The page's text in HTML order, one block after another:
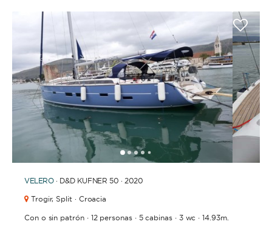
12345
VELERO · D&D KUFNER 50 · 2020
Trogir, Split · Croacia
Con o sin patrón· 12 personas· 5 cabinas· 3 wc ·14.93m.